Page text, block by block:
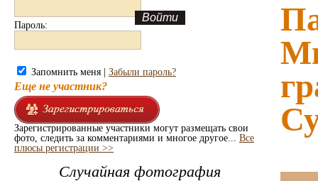
Пароль:
Запомнить меня | Забыли пароль?
Еще не участник?
Зарегистрированные участники могут размещать свои
фото, следить за комментариями и многое другое... Все
плюсы регистрации >>
Случайная фотография